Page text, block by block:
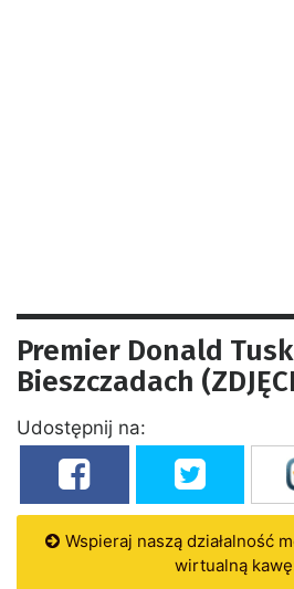
Premier Donald Tusk
Bieszczadach
Udostępnij na:
Wspieraj naszą działalność
wirtualną